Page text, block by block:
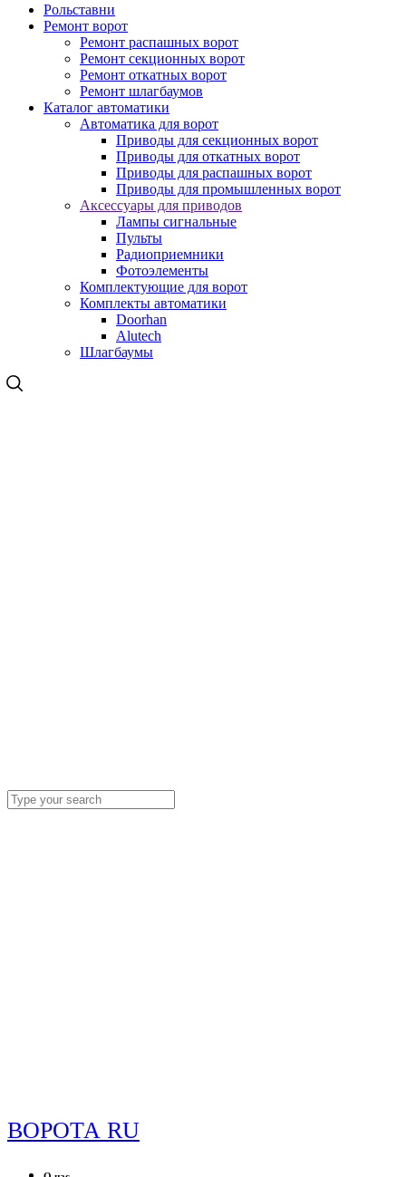
Рольставни
Ремонт ворот
Ремонт распашных ворот
Ремонт секционных ворот
Ремонт откатных ворот
Ремонт шлагбаумов
Каталог автоматики
Автоматика для ворот
Приводы для секционных ворот
Приводы для откатных ворот
Приводы для распашных ворот
Приводы для промышленных ворот
Аксессуары для приводов
Лампы сигнальные
Пульты
Радиоприемники
Фотоэлементы
Комплектующие для ворот
Комплекты автоматики
Doorhan
Alutech
Шлагбаумы
ВОРОТА RU